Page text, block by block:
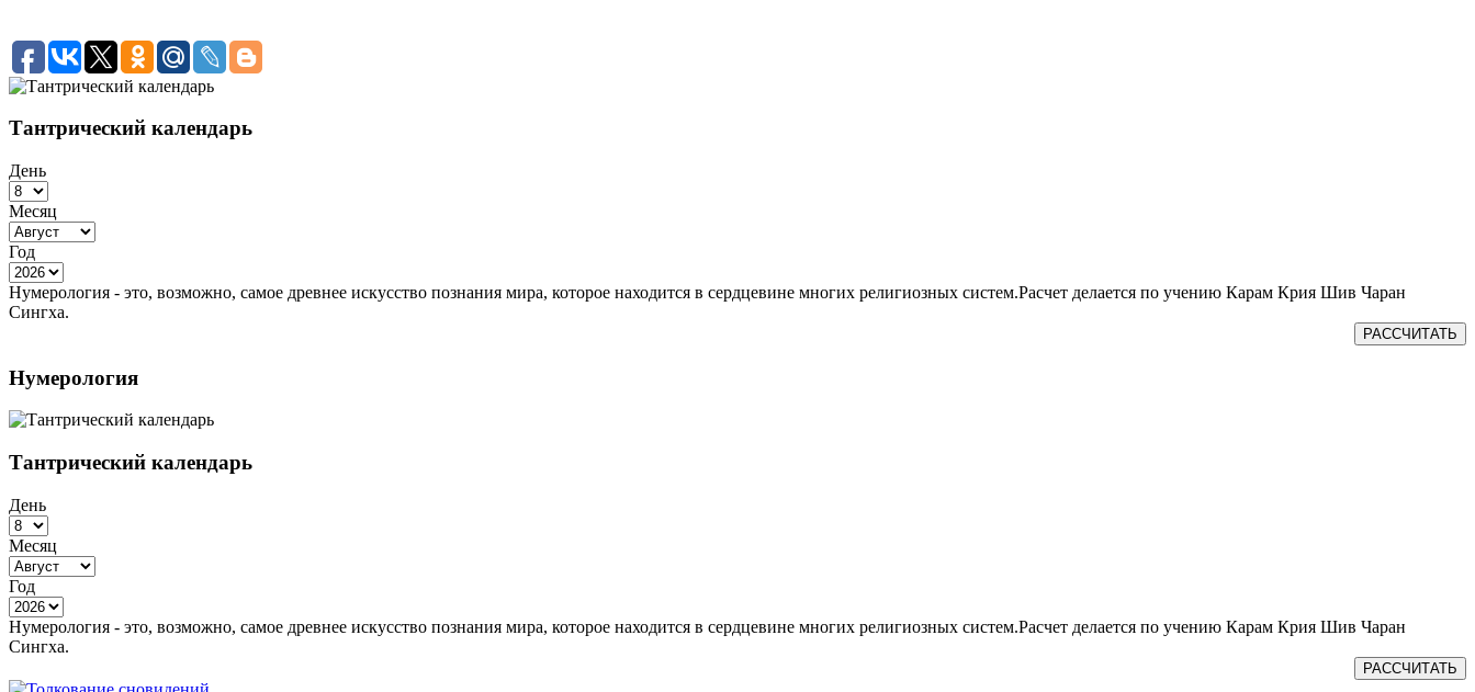
Тантрический календарь
День
Месяц
Год
Нумерология - это, возможно, самое древнее искусство познания мира, которое находится в сердцевине многих религиозных систем.Расчет делается по учению Карам Крия Шив Чаран
Сингха.
РАССЧИТАТЬ
Нумерология
Тантрический календарь
День
Месяц
Год
Нумерология - это, возможно, самое древнее искусство познания мира, которое находится в сердцевине многих религиозных систем.Расчет делается по учению Карам Крия Шив Чаран
Сингха.
РАССЧИТАТЬ